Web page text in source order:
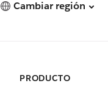
Cambiar región
PRODUCTO